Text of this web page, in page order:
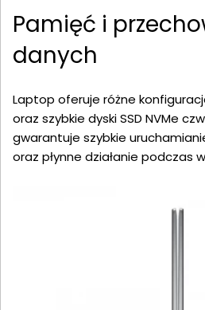
Pamięć i
danych
Laptop oferuje różne
oraz szybkie dyski SSD NVMe
gwarantuje szybkie
oraz płynne działanie podczas